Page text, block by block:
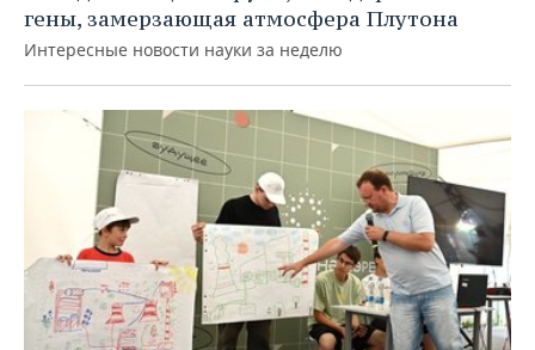
гены, замерзающая атмосфера Плутона
Интересные новости науки за неделю